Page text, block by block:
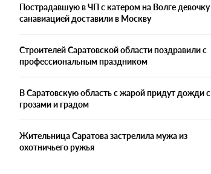
Пострадавшую в ЧП с катером на Волге девочку
санавиацией доставили в Москву
Строителей Саратовской области поздравили с
профессиональным праздником
В Саратовскую область с жарой придут дожди с
грозами и градом
Жительница Саратова застрелила мужа из
охотничьего ружья